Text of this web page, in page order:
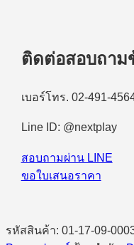
ติดต่อสอบถาม
เบอร์โทร. 02-491-
Line ID: @nextplay
สอบถามผ่าน LINE
ขอใบเสนอราคา
รหัสสินค้า: 01-17-09-